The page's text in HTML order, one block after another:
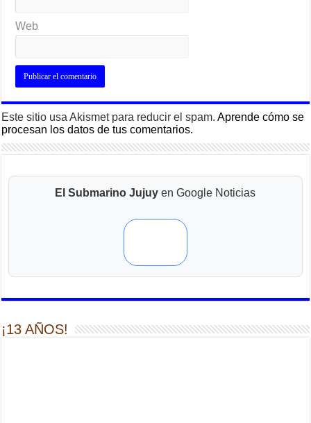
Web
Este sitio usa Akismet para reducir el spam.Aprende cómo se
procesan los datos de tus comentarios.
El Submarino Jujuy en Google Noticias
¡13 AÑOS!